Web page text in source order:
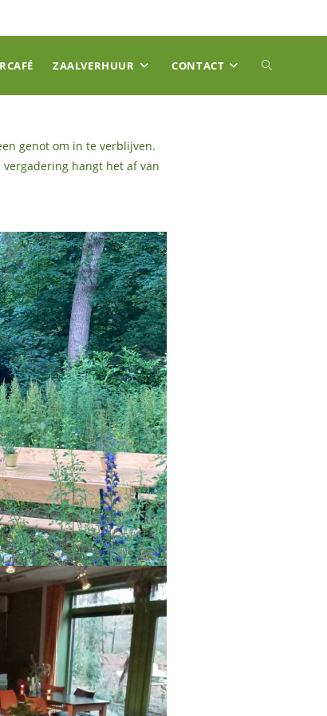
ZAALVERHUUR CONTACT TOGGLE
genot om in te verblijven.
hangt het af van